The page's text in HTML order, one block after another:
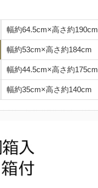
幅約64.5cm×高さ約190cm
幅約53cm×高さ約184cm
幅約44.5cm×高さ約175cm
幅約35cm×高さ約140cm